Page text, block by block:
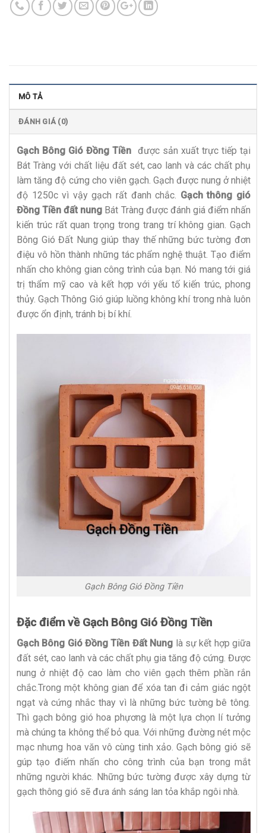
MÔ TẢ
ĐÁNH GIÁ (0)
Gạch Bông Gió Đồng Tiền được sản xuất trực tiếp tại
Bát Tràng với chất liệu đất sét, cao lanh và các chất phụ
làm tăng độ cứng cho viên gạch. Gạch được nung ở nhiệt
độ 1250c vì vậy gạch rất đanh chắc. Gạch thông gió
Đồng Tiền đất nung Bát Tràng được đánh giá điểm nhấn
kiến trúc rất quan trọng trong trang trí không gian. Gạch
Bông Gió Đất Nung giúp thay thế những bức tường đơn
điệu vô hồn thành những tác phẩm nghệ thuật. Tạo điểm
nhấn cho không gian công trình của bạn. Nó mang tới giá
trị thẩm mỹ cao và kết hợp với yếu tố kiến trúc, phong
thủy. Gạch Thông Gió giúp luồng không khí trong nhà luôn
được ổn định, tránh bị bí khí.
Gạch Bông Gió Đồng Tiền
Đặc điểm về Gạch Bông Gió Đồng Tiền
Gạch Bông Gió Đồng Tiền Đất Nung là sự kết hợp giữa
đất sét, cao lanh và các chất phụ gia tăng độ cứng. Được
nung ở nhiệt độ cao làm cho viên gạch thêm phần rắn
chắc.Trong một không gian để xóa tan đi cảm giác ngột
ngạt và cứng nhắc thay vì là những bức tường bê tông.
Thì gạch bông gió hoa phựơng là một lựa chọn lí tưởng
mà chúng ta không thể bỏ qua. Với những đường nét mộc
mạc nhưng hoa văn vô cùng tinh xảo. Gạch bông gió sẽ
gúp tạo điếm nhấn cho công trình của bạn trong mắt
những người khác. Những bức tường được xây dựng từ
gạch thông gió sẽ đưa ánh sáng lan tỏa khắp ngôi nhà.